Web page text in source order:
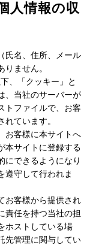
人情報の収
氏名、住所、メール
ません。
、「クッキー」と
、当社のサーバーが
トファイルで、お客
ています。
お客様に本サイトへ
本サイトに登録する
にできるようになり
遵守して行われま
お客様から提供され
責任を持つ当社の担
ホストしている場
先管理に関与してい